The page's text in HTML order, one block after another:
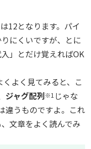
12となります。パイ
にくいですが、とに
」とだけ覚えればOK
よく見てみると、こ
ジャグ配列※1 じゃな
違うものですよ。これ
文章をよく読んでみ